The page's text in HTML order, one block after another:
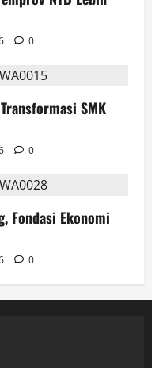
0
SMK
0
Fondasi Ekonomi
0